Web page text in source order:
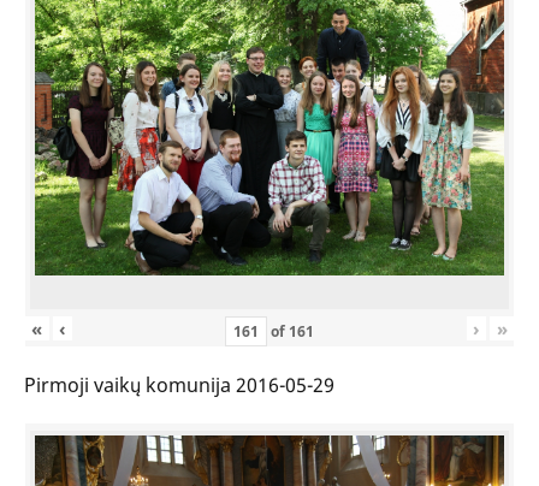
« ‹ of 161 › »
Pirmoji vaikų komunija 2016-05-29